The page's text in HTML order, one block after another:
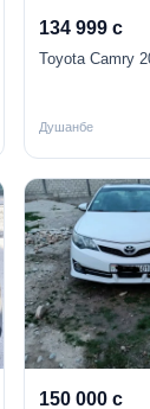
134 999 с
Toyota Camry
Душанбе
150 000 с